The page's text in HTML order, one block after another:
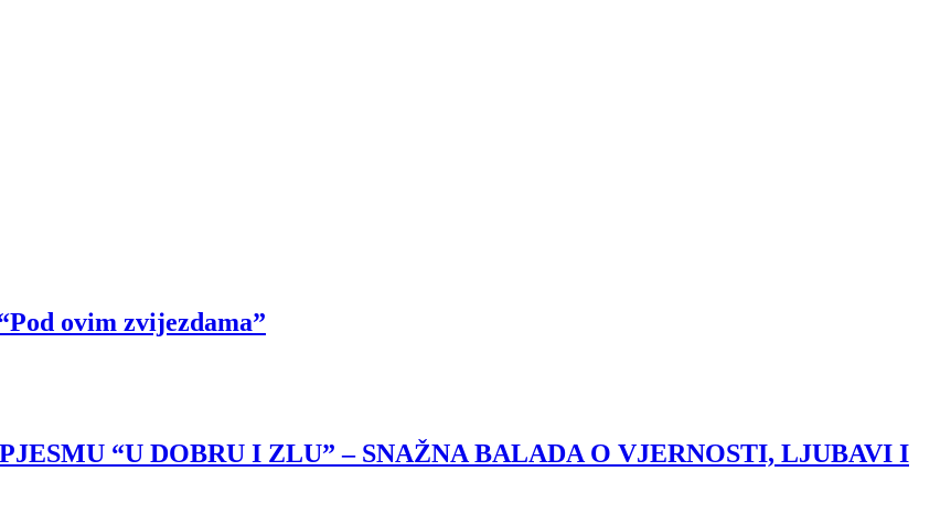
ovim zvijezdama”
“U DOBRU I ZLU” – SNAŽNA BALADA O VJERNOSTI, LJUBAVI I